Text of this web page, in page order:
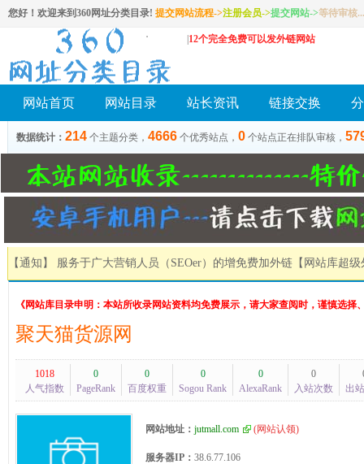
您好！欢迎来到360网址分类目录! 提交网站流程->注册会员->提交网站->等待审核...
12个完全免费可以发外链网站
网站首页 网站目录 站长资讯 链接交换
数据统计： 214 个主题分类， 4666 个优秀站点， 0 个站点正在排队审核，
【通知】 服务于广大营销人员（SEOer）的增免费加外链 【网站库超
《网站库目录申明：本站所收录网站资料均免费展示，请大家查阅时，谨慎选择
聚天猫货源网
1018
人气指数
0
PageRank
0
百度权重
0
Sogou Rank
0
AlexaRank
0
入站次数
出
网站地址： jutmall.com (网站认领)
服务器IP： 38.6.77.106